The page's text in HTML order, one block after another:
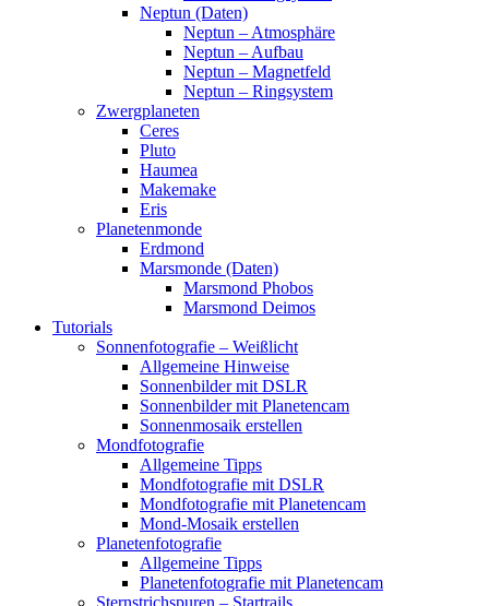
Neptun (Daten)
Neptun – Atmosphäre
Neptun – Aufbau
Neptun – Magnetfeld
Neptun – Ringsystem
Zwergplaneten
Ceres
Pluto
Haumea
Makemake
Eris
Planetenmonde
Erdmond
Marsmonde (Daten)
Marsmond Phobos
Marsmond Deimos
Tutorials
Sonnenfotografie – Weißlicht
Allgemeine Hinweise
Sonnenbilder mit DSLR
Sonnenbilder mit Planetencam
Sonnenmosaik erstellen
Mondfotografie
Allgemeine Tipps
Mondfotografie mit DSLR
Mondfotografie mit Planetencam
Mond-Mosaik erstellen
Planetenfotografie
Allgemeine Tipps
Planetenfotografie mit Planetencam
Sternstrichspuren – Startrails